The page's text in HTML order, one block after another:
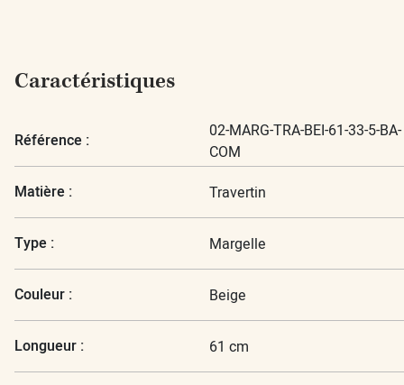
Caractéristiques
Référence :
02-MARG-TRA-BEI-61-33-5-BA-
COM
Matière : Travertin
Type : Margelle
Couleur : Beige
Longueur : 61 cm